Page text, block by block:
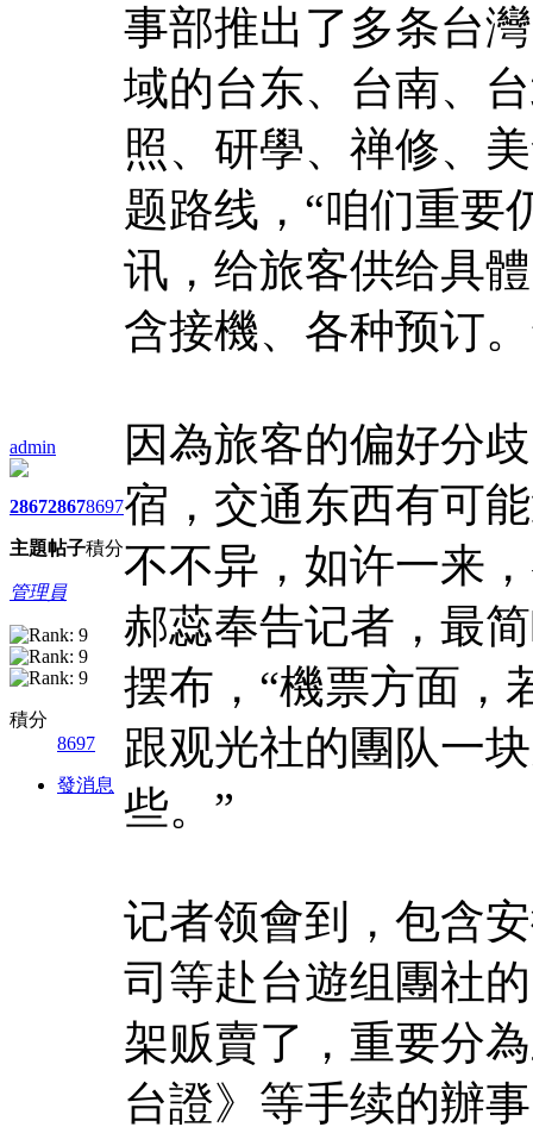
admin
2867
主題
2867
帖子
8697
積分
管理員
積分
8697
發消息
事部推出了多条台
域的台东、台南、
照、研學、禅修、
题路线，“咱们重要
讯，给旅客供给具
含接機、各种预订
因為旅客的偏好分
宿，交通东西有可
不不异，如许一来
郝蕊奉告记者，最
摆布，“機票方面，
跟观光社的團队一
些。”
记者领會到，包含
司等赴台遊组團社
架贩賣了，重要分
台證》等手续的辦